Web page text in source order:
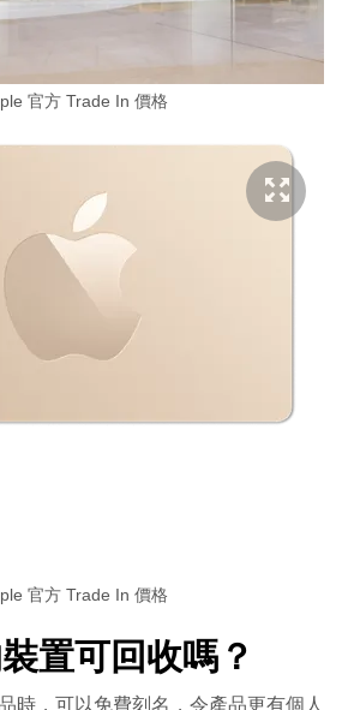
官方 Trade In 價格
官方 Trade In 價格
置可回收嗎？
時，可以免費刻名，令產品更有個人